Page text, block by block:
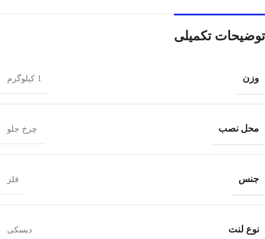
توضیحات تکمیلی
وزن 1 کیلوگرم
محل نصب چرخ جلو
جنس فلز
نوع لنت دیسکی